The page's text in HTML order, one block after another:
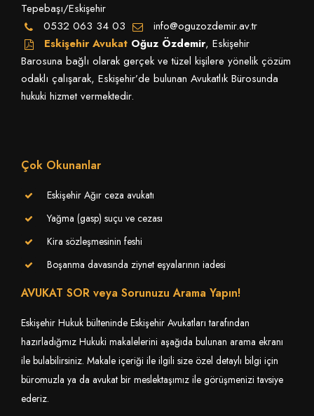
Tepebaşı/Eskişehir
0532 063 34 03
info@oguzozdemir.av.tr
Eskişehir Avukat Oğuz Özdemir, Eskişehir
Barosuna bağlı olarak gerçek ve tüzel kişilere yönelik çözüm
odaklı çalışarak, Eskişehir’de bulunan Avukatlık Bürosunda
hukuki hizmet vermektedir.
Çok Okunanlar
Eskişehir Ağır ceza avukatı
Yağma (gasp) suçu ve cezası
Kira sözleşmesinin feshi
Boşanma davasında ziynet eşyalarının iadesi
AVUKAT SOR veya Sorunuzu Arama Yapın!
Eskişehir Hukuk bülteninde Eskişehir Avukatları tarafından
hazırladığmız Hukuki makalelerini aşağıda bulunan arama ekranı
ile bulabilirsiniz. Makale içeriği ile ilgili size özel detaylı bilgi için
büromuzla ya da avukat bir meslektaşımız ile görüşmenizi tavsiye
ederiz.